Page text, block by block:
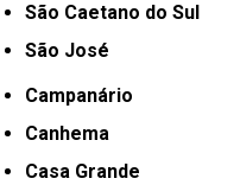
São Caetano do Sul
São José
Campanário
Canhema
Casa Grande